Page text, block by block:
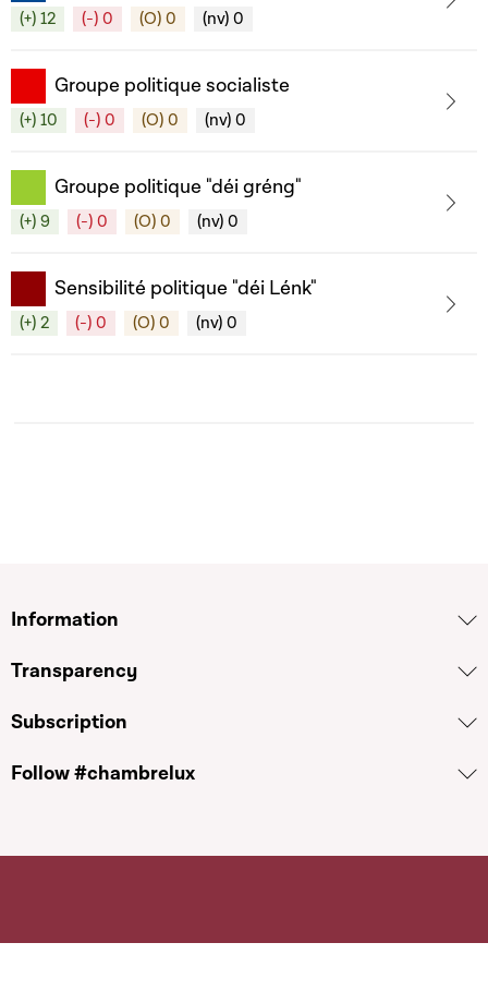
(+) 12 (-) 0 (O) 0 (nv) 0
Groupe politique socialiste
(+) 10 (-) 0 (O) 0 (nv) 0
Groupe politique "déi gréng"
(+) 9 (-) 0 (O) 0 (nv) 0
Sensibilité politique "déi Lénk"
(+) 2 (-) 0 (O) 0 (nv) 0
Information
Transparency
Subscription
Follow #chambrelux